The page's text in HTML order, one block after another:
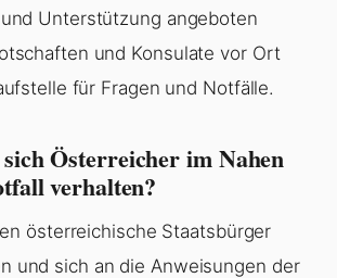
Unterstützung angeboten
und Konsulate vor Ort
für Fragen und Notfälle.
Österreicher im Nahen
verhalten?
österreichische Staatsbürger
und sich an die Anweisungen der